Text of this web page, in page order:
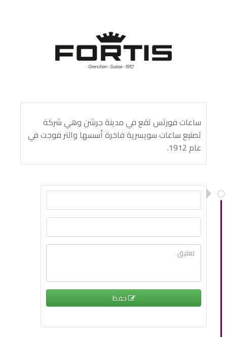
ساعات فورتس تقع في مدينة جرشن وهي شركة
تصنيع ساعات سويسرية فاخرة أسسها والتر فوجت في
عام 1912.
حفظ